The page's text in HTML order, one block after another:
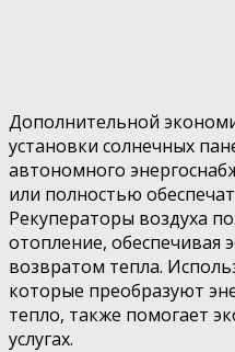
Дополнительной
установки солнечных
автономного
или полностью
Рекуператоры воздуха
отопление,
возвратом тепла.
которые преобразуют
тепло, также помогает
услугах.